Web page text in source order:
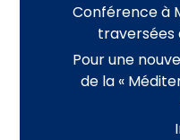
Conférence à
traversées
Pour une
de la «